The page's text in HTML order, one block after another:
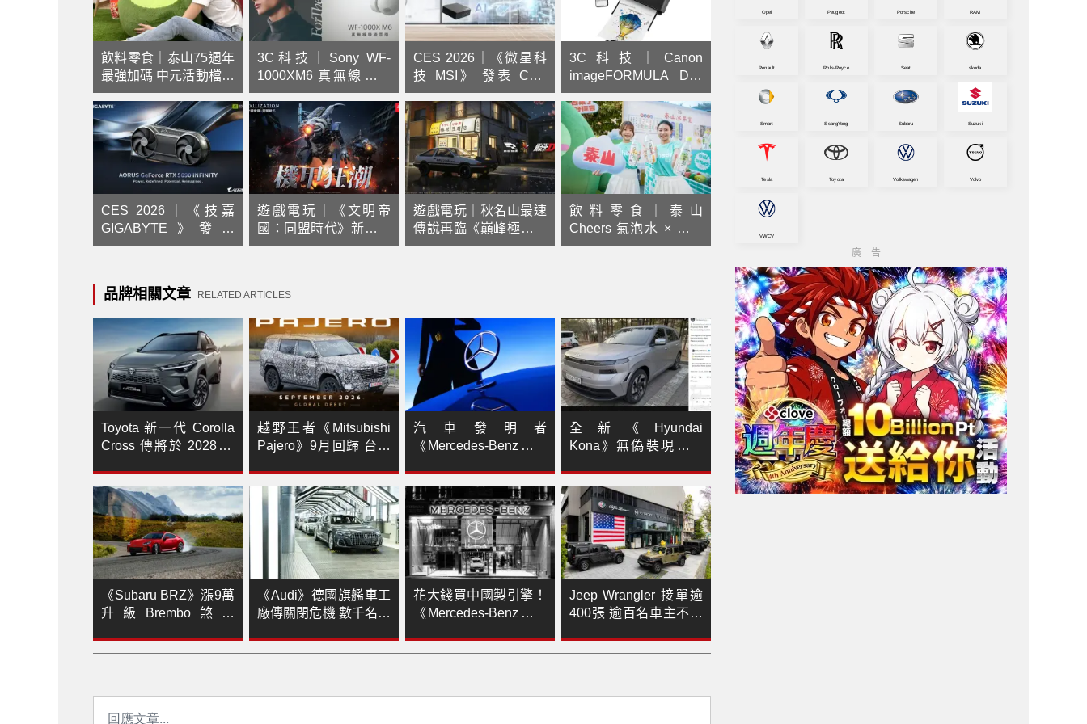
飲料零食｜泰山75週年
最強加碼 中元活動檔期
週週抽75,000元現金!
3C科技｜Sony WF-
1000XM6 真無線藍牙
耳機上市，主動式降
噪、智慧降噪升級亮相
CES 2026｜《微星科
技 MSI》 發表 Cubi
NUC AI+ 3MG 超迷你
Copilot+ PC，搭載最
新 Intel® Core™ Ultra
系列 3 處理器
3C科技｜Canon
imageFORMULA DR-
S350NW 無線掃描神
器，免驅動、免電腦，
提升數位辦公效率
CES 2026｜《技嘉
GIGABYTE》發表
AORUS GeForce
創新散熱釋放極致效能
遊戲電玩｜《文明帝
國：同盟時代》新賽季
「戰役紀元：機甲狂
遊戲電玩｜秋名山最速
傳說再臨《巔峰極速》
x《頭文字D》3/12 聯
飲料零食｜泰山
Cheers 氣泡水 × 彰化
農友！台灣設計展限定
品牌相關文章 RELATED ARTICLES
Toyota 新一代 Corolla
Cross 傳將於 2028 年
越野王者《Mitsubishi
Pajero》9月回歸 台灣
汽車發明者
《Mercedes-Benz》連
全新《Hyundai
Kona》無偽裝現身！
外同步上市？！
《Subaru BRZ》漲9萬
升級Brembo煞車
《Audi》德國旗艦車工
廠傳關閉危機 數千名員
花大錢買中國製引擎！
《Mercedes-Benz》德
Jeep Wrangler 接單逾
400張 逾百名車主不等
Opel Peugeot Porsche RAM
Renault Rolls-Royce Seat skoda
Smart SsangYong Subaru Suzuki
Tesla Toyota Volkswagen Volvo
VWCV
廣告